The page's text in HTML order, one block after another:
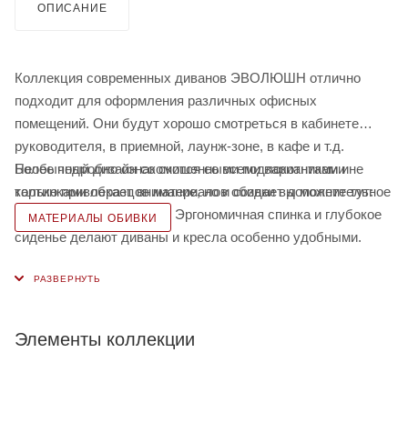
ОПИСАНИЕ
Коллекция современных диванов ЭВОЛЮШН отлично
подходит для оформления различных офисных
помещений. Они будут хорошо смотреться в кабинете
руководителя, в приемной, лаунж-зоне, в кафе и т.д.
Необычный дизайн со скошенными подлокотниками не
только привлекает внимание, но и создает дополнительное
пространство и комфорт. Эргономичная спинка и глубокое
сиденье делают диваны и кресла особенно удобными.
вид. Модульные элементы ЭВОЛЮШН могут
поэтому при необходимости их легко переставить.
Более подробно ознакомится со всеми вариантами и
картинками образцов материалов обивки вы можете тут:
МАТЕРИАЛЫ ОБИВКИ
Элементы коллекции